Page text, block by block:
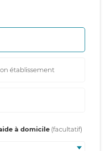
établissement
à domicile